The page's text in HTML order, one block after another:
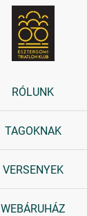
RÓLUNK
TAGOKNAK
VERSENYEK
WEBÁRUHÁZ